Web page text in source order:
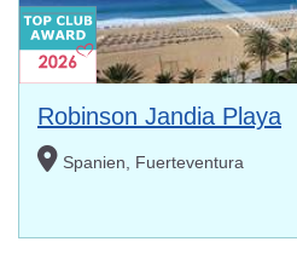
Robinson Jandia Playa
Spanien, Fuerteventura